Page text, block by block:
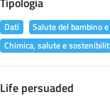
Dati
Salute del bambino
Chimica, salute e
Life persuaded